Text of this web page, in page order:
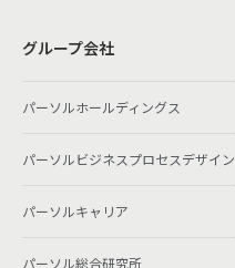
グループ会社
パーソルホールディングス
パーソルビジネスプロセスデザイン
パーソルキャリア
パーソル総合研究所